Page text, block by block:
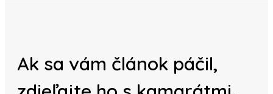
Ak sa vám článok páčil,